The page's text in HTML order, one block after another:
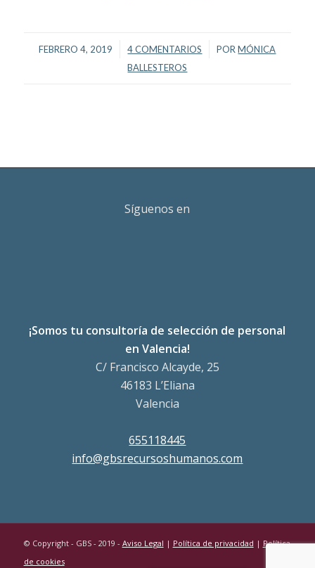
FEBRERO 4, 2019
/ 4 COMENTARIOS
/ PORMÓNICA
BALLESTEROS
Síguenos en
¡Somos tu consultoría de selección de personal
en Valencia!
C/ Francisco Alcayde, 25
46183 L’Eliana
Valencia
655118445
info@gbsrecursoshumanos.com
© Copyright - GBS - 2019 - Aviso Legal | Política de privacidad | Política
de cookies